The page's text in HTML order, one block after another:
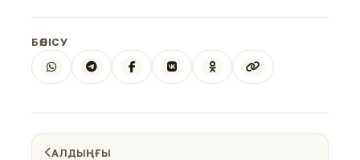
БӨЛІСУ
АЛДЫҢҒЫ